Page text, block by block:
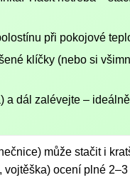
při pokojové
klíčky (nebo si
a dál zalévejte – ideálně
může stačit i
ocení plné 2–3